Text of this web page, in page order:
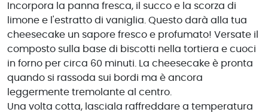
Incorpora la panna fresca, il succo e la scorza di
limone e l'estratto di vaniglia. Questo darà alla tua
cheesecake un sapore fresco e profumato! Versate il
composto sulla base di biscotti nella tortiera e cuoci
in forno per circa 60 minuti. La cheesecake è pronta
quando si rassoda sui bordi ma è ancora
leggermente tremolante al centro.
Una volta cotta, lasciala raffreddare a temperatura